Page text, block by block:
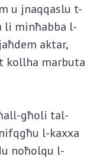
u jnaqqaslu t-
minħabba l-
aktar,
kollha marbuta
għoli tal-
l-kaxxa
noħolqu l-